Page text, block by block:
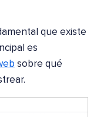
que existe
es
sobre qué